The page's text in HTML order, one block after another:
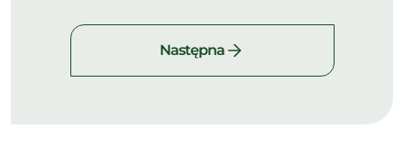
Następna